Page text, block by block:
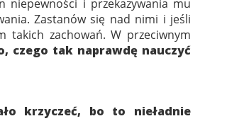
niepewności i przekazywania mu
Zastanów się nad nimi i jeśli
takich zachowań. W przeciwnym
czego tak naprawdę nauczyć
krzyczeć, bo to nieładnie